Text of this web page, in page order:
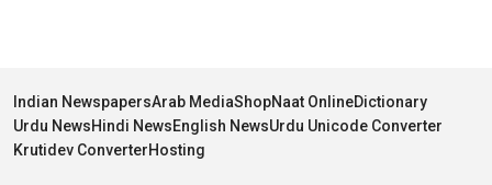
Indian NewspapersArab MediaShopNaat OnlineDictionary
Urdu NewsHindi NewsEnglish NewsUrdu Unicode Converter
Krutidev ConverterHosting